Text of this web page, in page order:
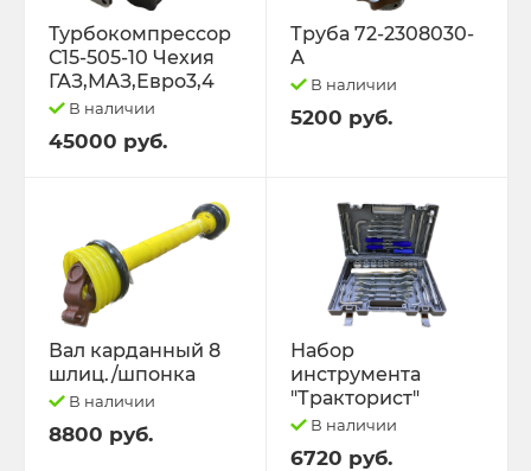
Турбокомпрессор
С15-505-10 Чехия
ГАЗ,МАЗ,Евро3,4
В наличии
45000 руб.
Труба 72-2308030-
А
В наличии
5200 руб.
Вал карданный 8
шлиц./шпонка
В наличии
8800 руб.
Набор
инструмента
"Тракторист"
В наличии
6720 руб.